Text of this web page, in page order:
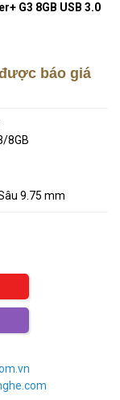
G3 8GB USB 3.0
báo giá
8GB
9.75 mm